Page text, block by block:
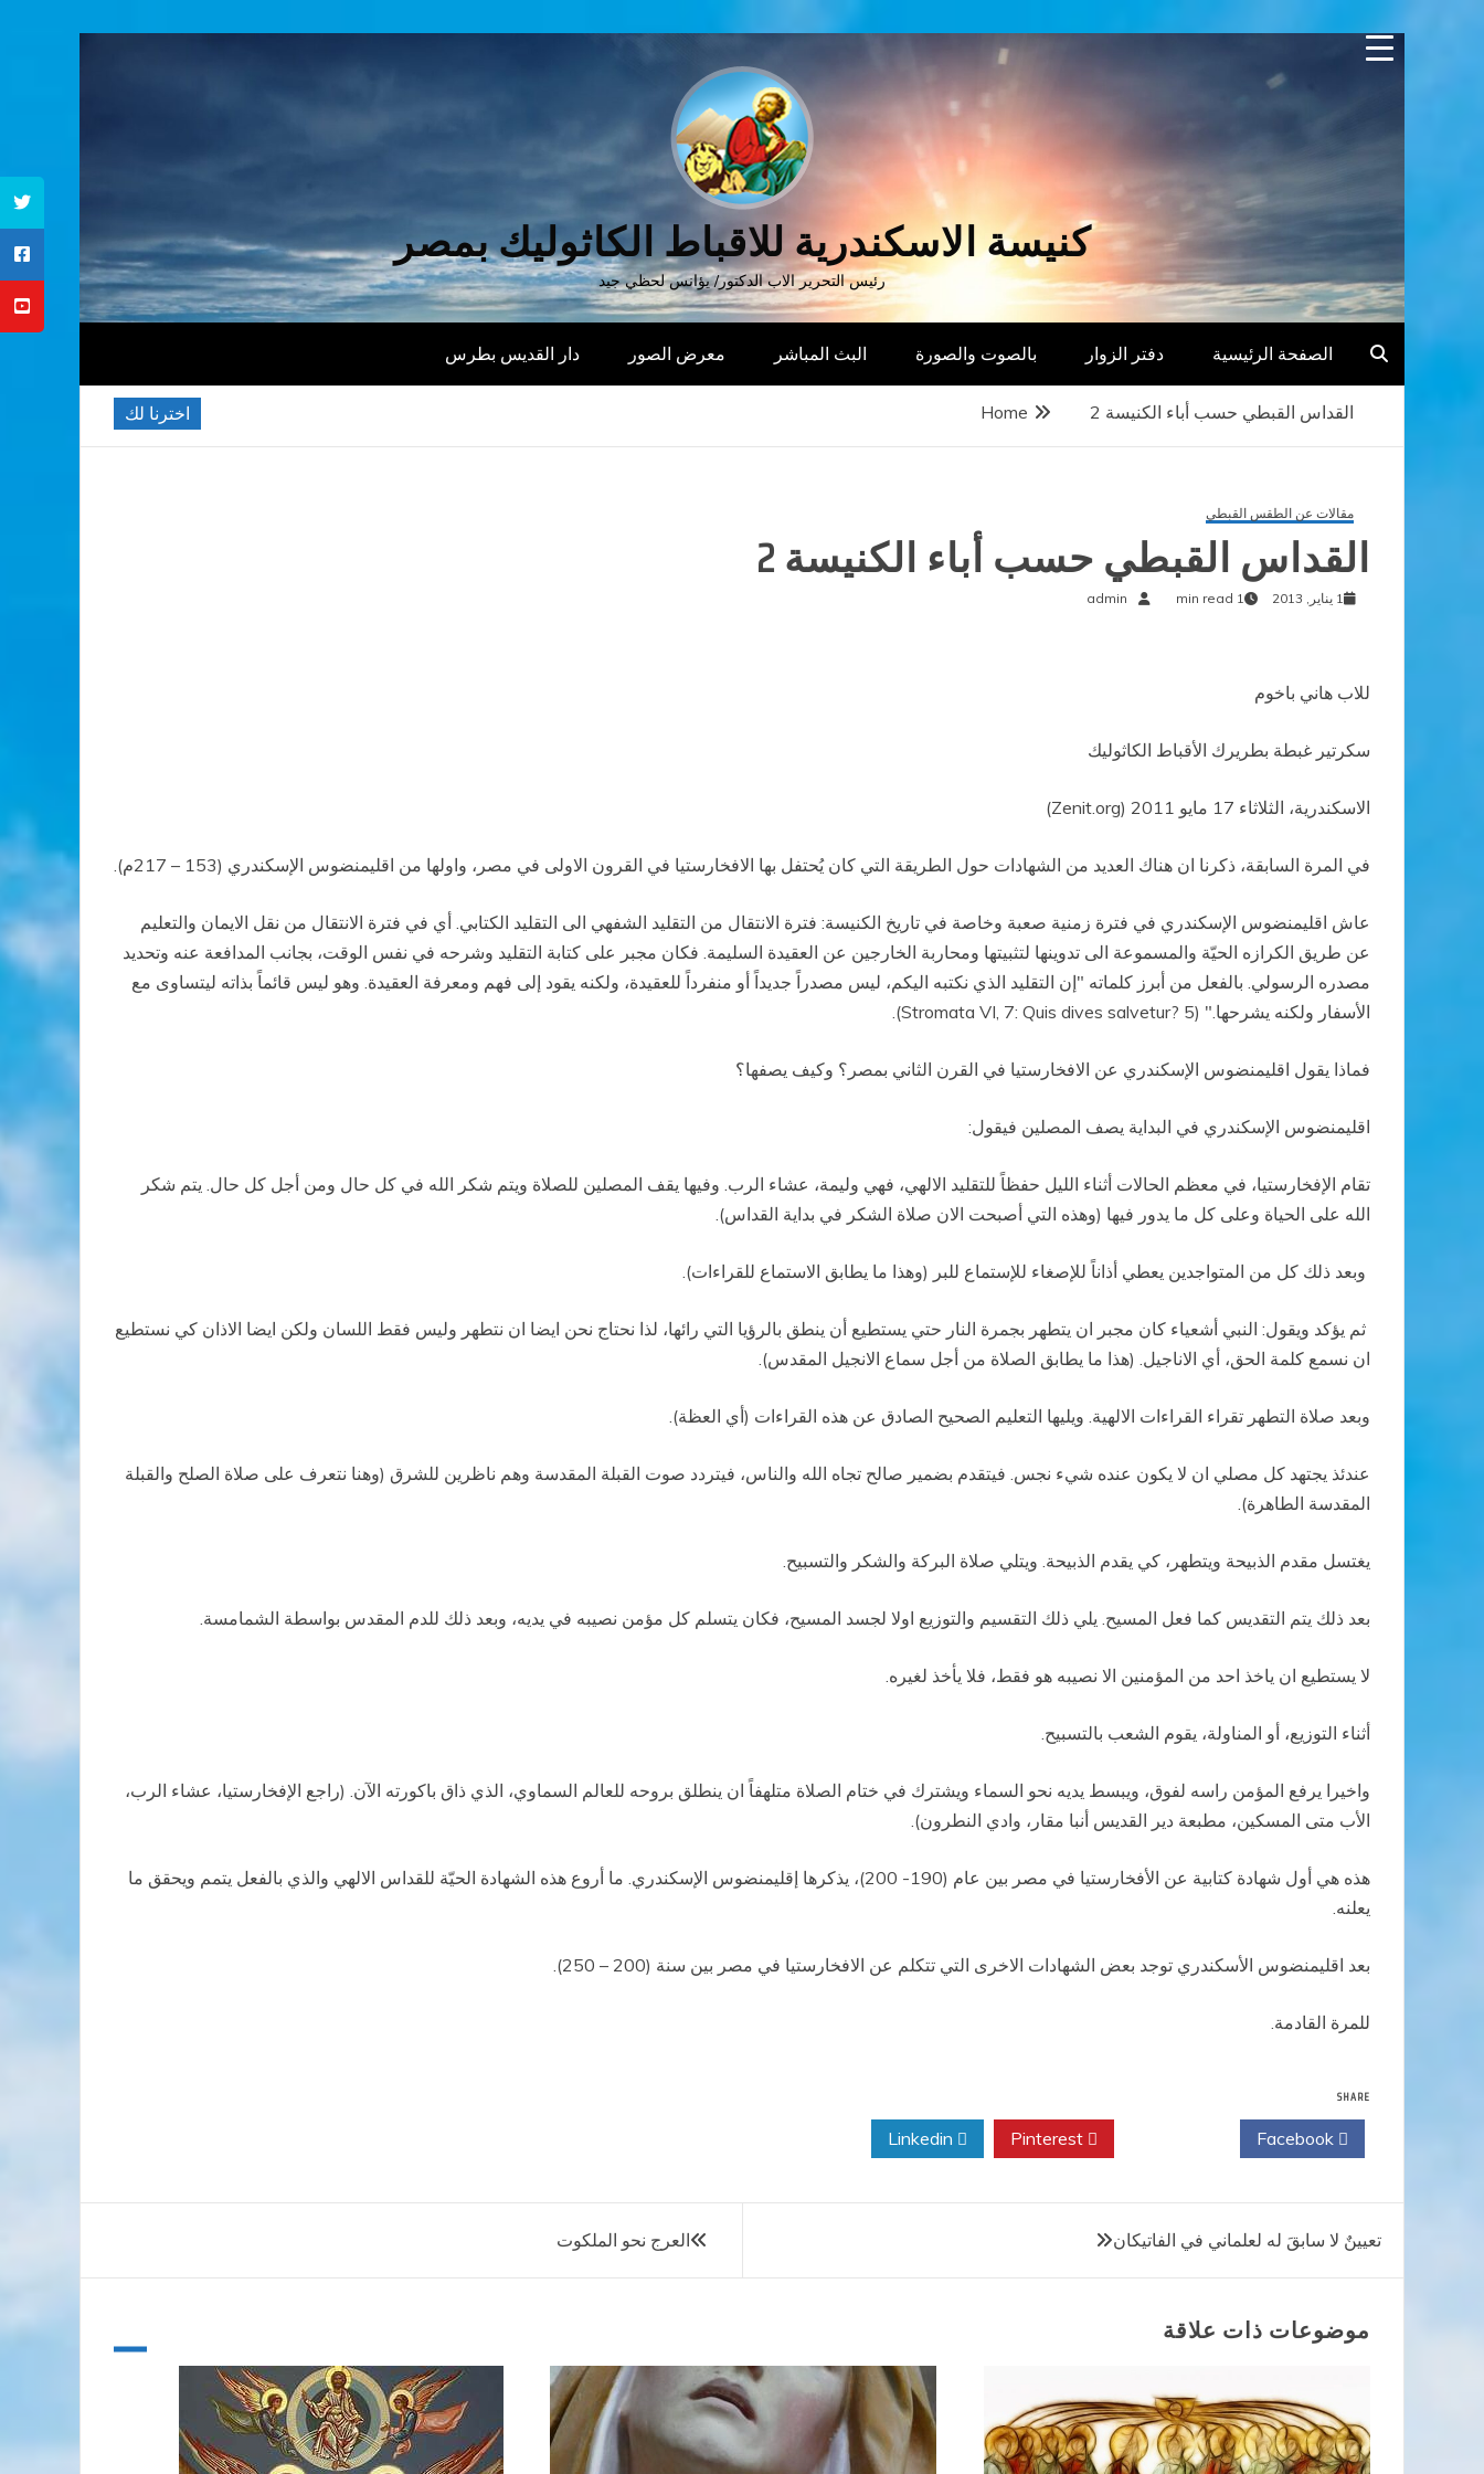
Skip
كنيسة الاسكندرية للاقباط الكاثوليك بمصر
رئيس التحرير الاب الدكتور/ يؤانس لحظي جيد
الصفحة الرئيسية دفتر الزوار بالصوت والصورة البث المباشر معرض الصور دار القديس بطرس
اخترنا لك Home القداس القبطي حسب أباء الكنيسة 2
مقالات عن الطقس القبطي
القداس القبطي حسب أباء الكنيسة 2
1 يناير, 2013 1 min read
admin
للاب هاني باخوم
سكرتير غبطة بطريرك الأقباط الكاثوليك
الاسكندرية، الثلاثاء 17 مايو 2011 (Zenit.org)
في المرة السابقة، ذكرنا ان هناك العديد من الشهادات حول الطريقة التي كان يُحتفل بها الافخارستيا في القرون الاولى في مصر، واولها من اقليمنضوس الإسكندري (153 – 217م).
عاش اقليمنضوس الإسكندري في فترة زمنية صعبة وخاصة في تاريخ الكنيسة: فترة الانتقال من التقليد الشفهي الى التقليد الكتابي. أي في فترة الانتقال من نقل الايمان والتعليم
عن طريق الكرازه الحيّة والمسموعة الى تدوينها لتثبيتها ومحاربة الخارجين عن العقيدة السليمة. فكان مجبر على كتابة التقليد وشرحه في نفس الوقت، بجانب المدافعة عنه وتحديد
مصدره الرسولي. بالفعل من أبرز كلماته "إن التقليد الذي نكتبه اليكم، ليس مصدراً جديداً أو منفرداً للعقيدة، ولكنه يقود إلى فهم ومعرفة العقيدة. وهو ليس قائماً بذاته ليتساوى مع
الأسفار ولكنه يشرحها." (Stromata VI, 7: Quis dives salvetur? 5).
فماذا يقول اقليمنضوس الإسكندري عن الافخارستيا في القرن الثاني بمصر؟ وكيف يصفها؟
اقليمنضوس الإسكندري في البداية يصف المصلين فيقول:
تقام الإفخارستيا، في معظم الحالات أثناء الليل حفظاً للتقليد الالهي، فهي وليمة، عشاء الرب. وفيها يقف المصلين للصلاة ويتم شكر الله في كل حال ومن أجل كل حال. يتم شكر
الله على الحياة وعلى كل ما يدور فيها (وهذه التي أصبحت الان صلاة الشكر في بداية القداس).
وبعد ذلك كل من المتواجدين يعطي أذاناً للإصغاء للإستماع للبر (وهذا ما يطابق الاستماع للقراءات).
ثم يؤكد ويقول: النبي أشعياء كان مجبر ان يتطهر بجمرة النار حتي يستطيع أن ينطق بالرؤيا التي رائها، لذا نحتاج نحن ايضا ان نتطهر وليس فقط اللسان ولكن ايضا الاذان كي نستطيع
ان نسمع كلمة الحق، أي الاناجيل. (هذا ما يطابق الصلاة من أجل سماع الانجيل المقدس).
وبعد صلاة التطهر تقراء القراءات الالهية. ويليها التعليم الصحيح الصادق عن هذه القراءات (أي العظة).
عندئذ يجتهد كل مصلي ان لا يكون عنده شيء نجس. فيتقدم بضمير صالح تجاه الله والناس، فيتردد صوت القبلة المقدسة وهم ناظرين للشرق (وهنا نتعرف على صلاة الصلح والقبلة
المقدسة الطاهرة).
يغتسل مقدم الذبيحة ويتطهر، كي يقدم الذبيحة. ويتلي صلاة البركة والشكر والتسبيح.
بعد ذلك يتم التقديس كما فعل المسيح. يلي ذلك التقسيم والتوزيع اولا لجسد المسيح، فكان يتسلم كل مؤمن نصيبه في يديه، وبعد ذلك للدم المقدس بواسطة الشمامسة.
لا يستطيع ان ياخذ احد من المؤمنين الا نصيبه هو فقط، فلا يأخذ لغيره.
أثناء التوزيع، أو المناولة، يقوم الشعب بالتسبيح.
واخيرا يرفع المؤمن راسه لفوق، ويبسط يديه نحو السماء ويشترك في ختام الصلاة متلهفاً ان ينطلق بروحه للعالم السماوي، الذي ذاق باكورته الآن. (راجع الإفخارستيا، عشاء الرب،
الأب متى المسكين، مطبعة دير القديس أنبا مقار، وادي النطرون).
هذه هي أول شهادة كتابية عن الأفخارستيا في مصر بين عام (190- 200)، يذكرها إقليمنضوس الإسكندري. ما أروع هذه الشهادة الحيّة للقداس الالهي والذي بالفعل يتمم ويحقق ما
يعلنه.
بعد اقليمنضوس الأسكندري توجد بعض الشهادات الاخرى التي تتكلم عن الافخارستيا في مصر بين سنة (200 – 250).
للمرة القادمة.
SHARE
تصفّح
المقالات
العرج نحو الملكوت تعيينٌ لا سابقَ له لعلماني في الفاتيكان
موضوعات ذات علاقة